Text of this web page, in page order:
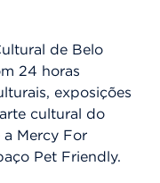
de Belo
24 horas
exposições
cultural do
Mercy For
Pet Friendly.